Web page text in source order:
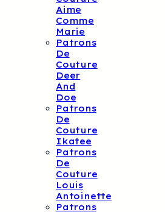
Aime
Comme
Marie
Patrons
De
Couture
Deer
And
Doe
Patrons
De
Couture
Ikatee
Patrons
De
Couture
Louis
Antoinette
Patrons